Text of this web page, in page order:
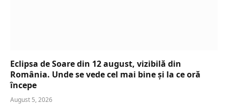
Eclipsa de Soare din 12 august, vizibilă din
România. Unde se vede cel mai bine și la ce oră
începe
August 5, 2026